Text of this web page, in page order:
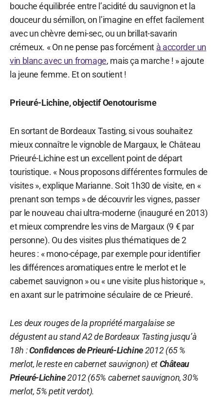
bouche équilibrée entre l’acidité du sauvignon et la
douceur du sémillon, on l’imagine en effet facilement
avec un chèvre demi-sec, ou un brillat-savarin
crémeux. « On ne pense pas forcément à accorder un
vin blanc avec un fromage, mais ça marche ! » ajoute
la jeune femme. Et on soutient !
Prieuré-Lichine, objectif Oenotourisme
En sortant de Bordeaux Tasting, si vous souhaitez
mieux connaître le vignoble de Margaux, le Château
Prieuré-Lichine est un excellent point de départ
touristique. « Nous proposons différentes formules de
visites », explique Marianne. Soit 1h30 de visite, en «
prenant son temps » de découvrir les vignes, passer
par le nouveau chai ultra-moderne (inauguré en 2013)
et mieux comprendre les vins de Margaux (9 € par
personne). Ou des visites plus thématiques de 2
heures : « mono-cépage, par exemple pour identifier
les différences aromatiques entre le merlot et le
cabernet sauvignon » ou « une visite plus historique »,
en axant sur le patrimoine séculaire de ce Prieuré.
Les deux rouges de la propriété margalaise se
dégustent au stand A2 de Bordeaux Tasting jusqu’à
18h :Confidences de Prieuré-Lichine2012 (65 %
merlot, le reste en cabernet sauvignon) etChâteau
Prieuré-Lichine2012 (65% cabernet sauvignon, 30%
merlot, 5% petit verdot).